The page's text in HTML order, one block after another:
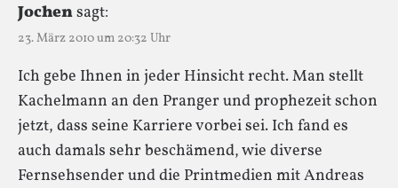
Jochensagt:
23. März 2010 um 20:32 Uhr
Ich gebe Ihnen in jeder Hinsicht recht. Man stellt
Kachelmann an den Pranger und prophezeit schon
jetzt, dass seine Karriere vorbei sei. Ich fand es
auch damals sehr beschämend, wie diverse
Fernsehsender und die Printmedien mit Andreas